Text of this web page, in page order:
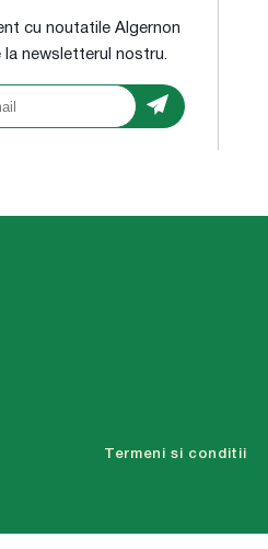
cu noutatile Algernon
newsletterul nostru.
Termeni si conditii